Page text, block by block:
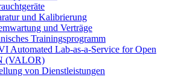
und Kalibrierung
und Verträge
Trainingsprogramm
Automated Lab-as-a-Service for Open
(VALOR)
von Dienstleistungen